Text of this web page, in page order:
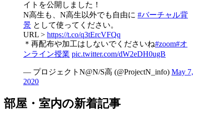
イトを公開しました！
N高生も、N高生以外でも自由に #バーチャル背
景 として使ってください。
URL > https://t.co/q3tErcVFQq
＊再配布や加工はしないでくださいね#zoom#オ
ンライン授業 pic.twitter.com/dW2eDH0ugB
— プロジェクトN@N/S高 (@ProjectN_info) May 7,
2020
部屋・室内の新着記事